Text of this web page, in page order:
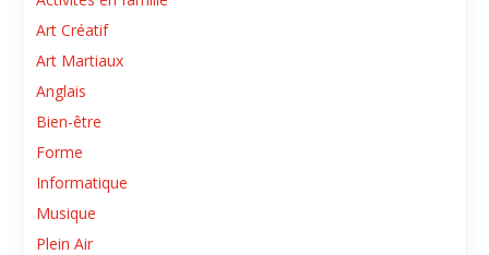
Art Créatif
Art Martiaux
Anglais
Bien-être
Forme
Informatique
Musique
Plein Air